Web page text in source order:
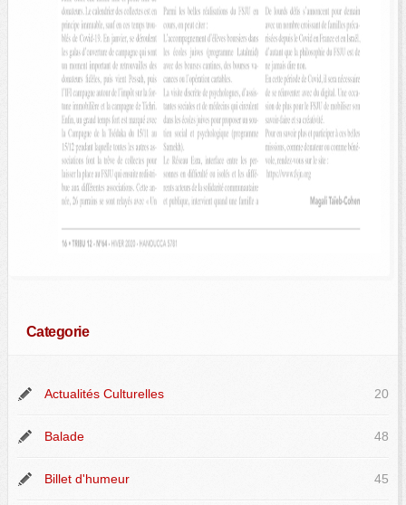
Categorie
Actualités Culturelles 20
Balade 48
Billet d'humeur 45